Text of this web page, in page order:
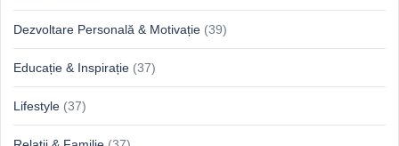
Dezvoltare Personală & Motivație (39)
Educație & Inspirație (37)
Lifestyle (37)